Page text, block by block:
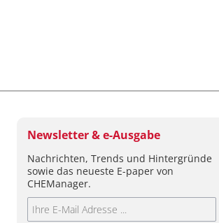
Newsletter & e-Ausgabe
Nachrichten, Trends und Hintergründe
sowie das neueste E-paper von
CHEManager.